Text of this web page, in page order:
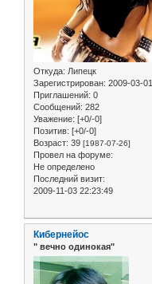
Откуда: Липецк
Зарегистрирован: 2009-03-01
Приглашений: 0
Сообщений: 282
Уважение: [+0/-0]
Позитив: [+0/-0]
Возраст: 39 [1987-07-26]
Провел на форуме:
Не определено
Последний визит:
2009-11-03 22:23:49
Кибернейос
" вечно одинокая"